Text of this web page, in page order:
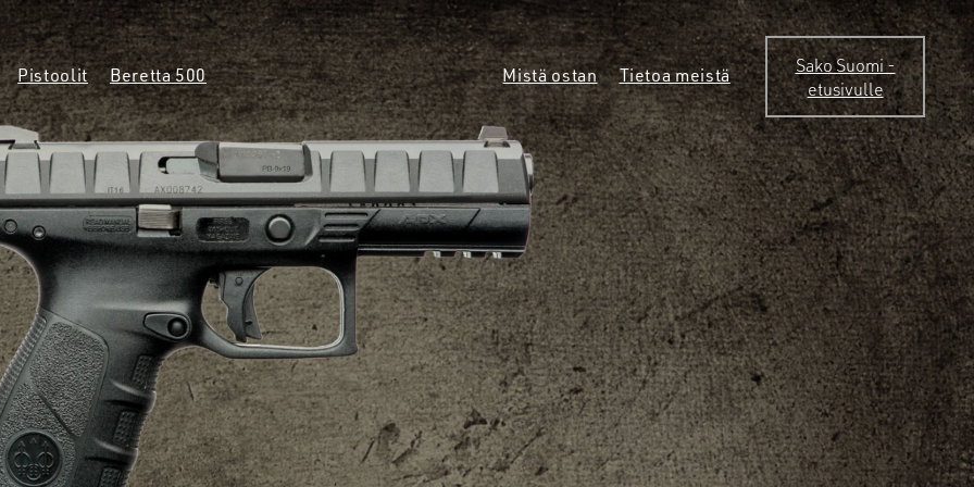
Pistoolit Beretta 500 Mistä ostan Tietoa meistä
Sako Suomi -
etusivulle